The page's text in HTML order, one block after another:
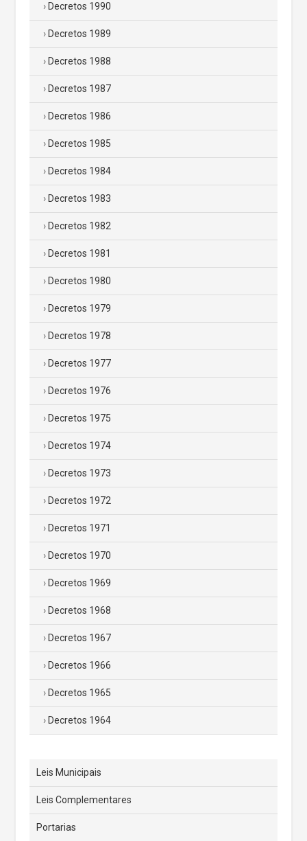
Decretos 1990
Decretos 1989
Decretos 1988
Decretos 1987
Decretos 1986
Decretos 1985
Decretos 1984
Decretos 1983
Decretos 1982
Decretos 1981
Decretos 1980
Decretos 1979
Decretos 1978
Decretos 1977
Decretos 1976
Decretos 1975
Decretos 1974
Decretos 1973
Decretos 1972
Decretos 1971
Decretos 1970
Decretos 1969
Decretos 1968
Decretos 1967
Decretos 1966
Decretos 1965
Decretos 1964
Leis Municipais
Leis Complementares
Portarias